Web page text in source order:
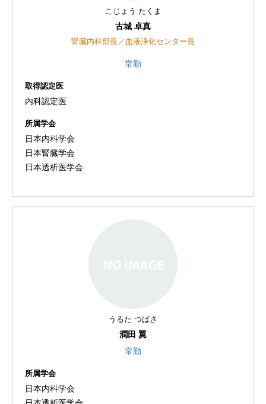
こじょう たくま
古城 卓真
腎臓内科部長／血液浄化センター長
常勤
取得認定医
内科認定医
所属学会
日本内科学会
日本腎臓学会
日本透析医学会
うるた つばさ
潤田 翼
常勤
所属学会
日本内科学会